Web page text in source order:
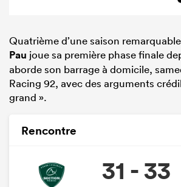
Quatrième d’une saison
Pau joue sa première phase finale
aborde son barrage à domicile,
Racing 92, avec des arguments
grand ».
Rencontre
31 - 33